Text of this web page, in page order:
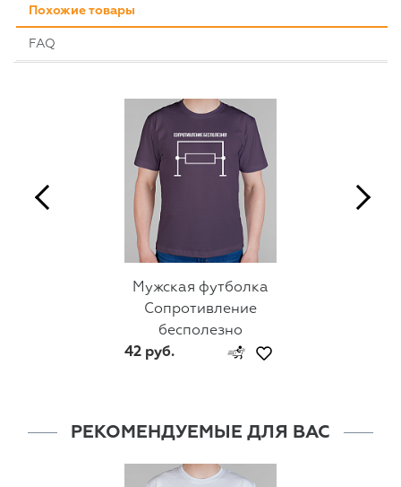
Похожие товары
FAQ
Мужская футболка
Сопротивление
бесполезно
42 руб.
РЕКОМЕНДУЕМЫЕ ДЛЯ ВАС